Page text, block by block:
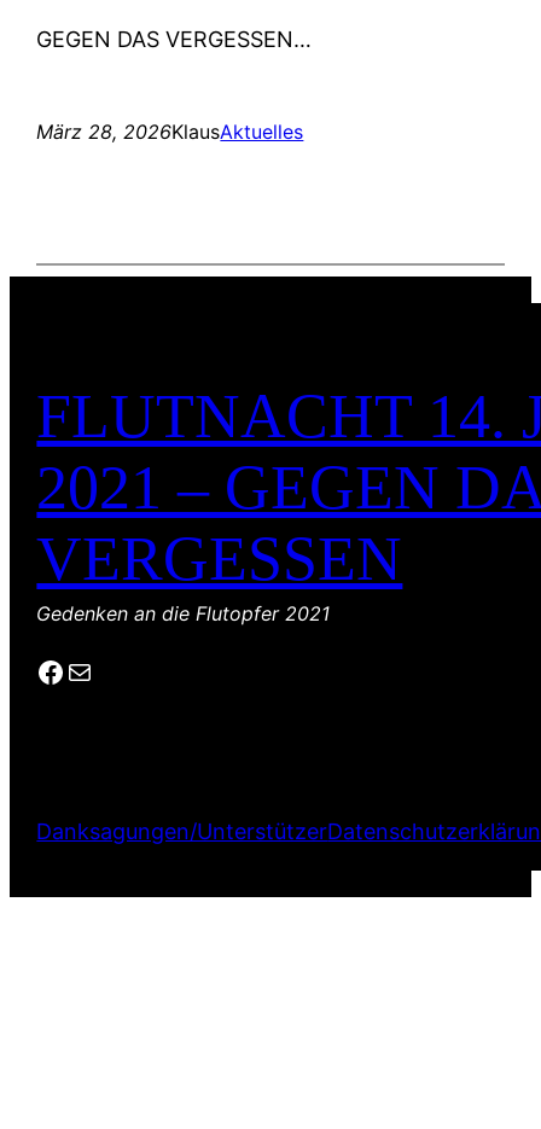
GEGEN DAS VERGESSEN…
März 28, 2026KlausAktuelles
FLUTNACHT 14.
2021 – GEGEN
VERGESSEN
Gedenken an die Flutopfer 2021
Facebook
E-Mail
Danksagungen/Unterstützer